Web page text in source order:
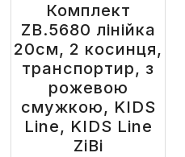
Комплект
ZB.5680 лінійка
20см, 2 косинця,
транспортир, з
рожевою
смужкою, KIDS
Line, KIDS Line
ZiBi